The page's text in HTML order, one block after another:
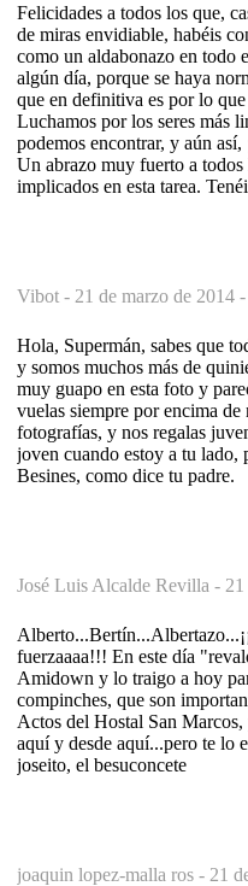
Felicidades a todos los que,
de miras envidiable, habéis
como un aldabonazo en todo
algún día, porque se haya
que en definitiva es por lo que
Luchamos por los seres más
podemos encontrar, y aún así,
Un abrazo muy fuerto a todos
implicados en esta tarea.
Vibot - 21 de marzo de 2014
Hola, Supermán, sabes que
y somos muchos más de
muy guapo en esta foto y
vuelas siempre por encima de
fotografías, y nos regalas
joven cuando estoy a tu lado,
Besines, como dice tu padre.
José Luis Alcalde Revilla -
fuerzaaaa!!! En este día
Amidown y lo traigo a hoy
compinches, que son
Actos del Hostal San
aquí y desde aquí...pero te lo
joseito, el besuconcete
joaquin lopez-malla ros - 21